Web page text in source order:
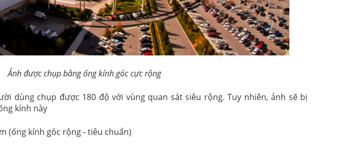
Ảnh được chụp bằng ống kính góc cực rộng
dùng chụp được 180 độ với vùng quan sát siêu rộng. Tuy nhiên, ảnh sẽ bị
kính này
(ống kính góc rộng - tiêu chuẩn)